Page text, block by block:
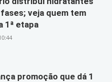
veja quem tem
1ª etapa
promoção que dá 1